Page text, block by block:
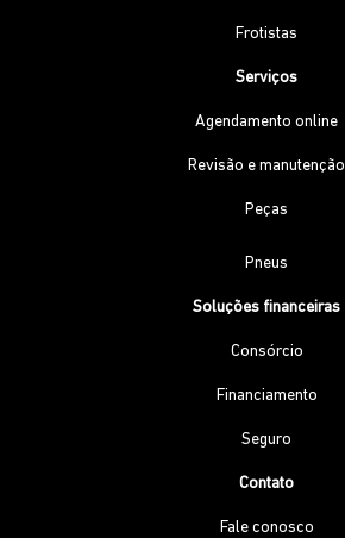
Frotistas
Serviços
Agendamento online
Revisão e manutenção
Peças
Pneus
Soluções financeiras
Consórcio
Financiamento
Seguro
Contato
Fale conosco